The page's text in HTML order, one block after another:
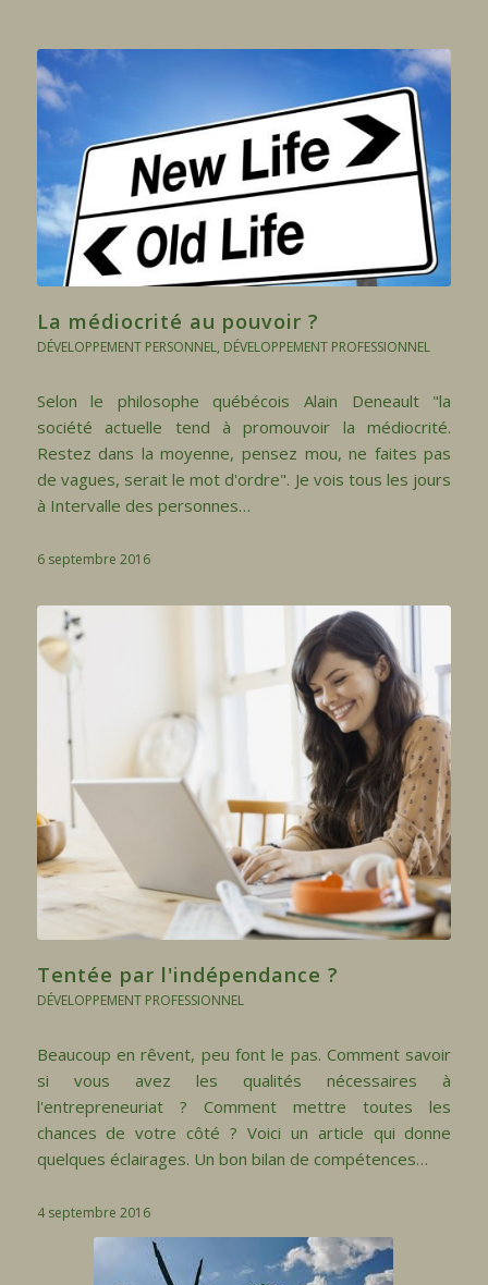
La médiocrité au pouvoir ?
DÉVELOPPEMENT PERSONNEL, DÉVELOPPEMENT PROFESSIONNEL
Selon le philosophe québécois Alain Deneault "la
société actuelle tend à promouvoir la médiocrité.
Restez dans la moyenne, pensez mou, ne faites pas
de vagues, serait le mot d'ordre". Je vois tous les jours
à Intervalle des personnes…
6 septembre 2016
Tentée par l'indépendance ?
DÉVELOPPEMENT PROFESSIONNEL
Beaucoup en rêvent, peu font le pas. Comment savoir
si vous avez les qualités nécessaires à
l'entrepreneuriat ? Comment mettre toutes les
chances de votre côté ? Voici un article qui donne
quelques éclairages. Un bon bilan de compétences…
4 septembre 2016